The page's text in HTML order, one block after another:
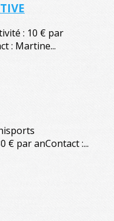
: 10 € par
: Martine...
€ par anContact :...